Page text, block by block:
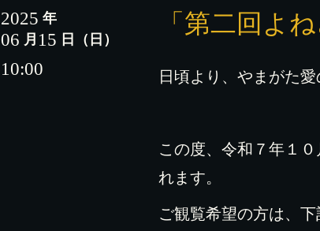
2025 年
06 月 15 日 （日）
10:00
「第二回よ
日頃より、やまがた
この度、令和７年１
れます。
ご観覧希望の方は、